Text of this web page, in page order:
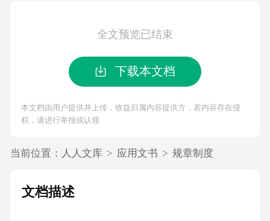
全文预览已结束
下载本文档
本文档由用户提供并上传，收益归属内容提供方，若内容存在侵
权，请进行举报或认领
当前位置： 人人文库 > 应用文书 > 规章制度
文档描述